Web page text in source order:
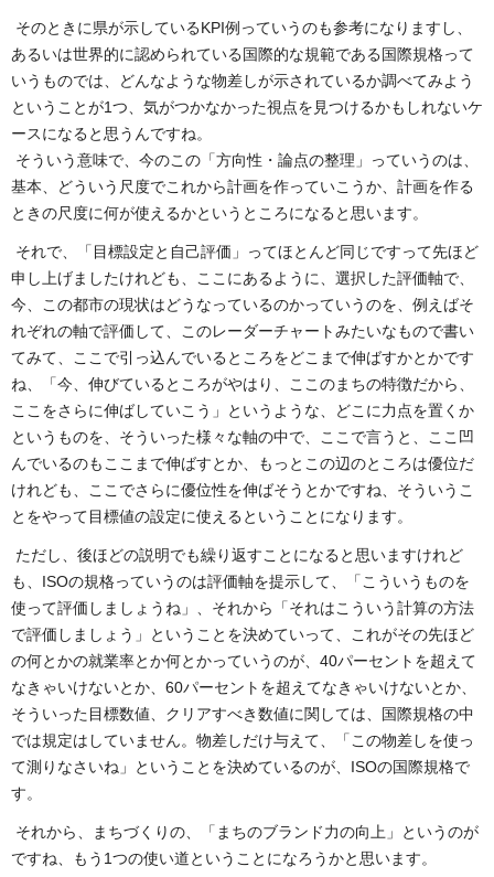
そのときに県が示しているKPI例っていうのも参考になりますし、
あるいは世界的に認められている国際的な規範である国際規格って
いうものでは、どんなような物差しが示されているか調べてみよう
ということが1つ、気がつかなかった視点を見つけるかもしれないケ
ースになると思うんですね。
そういう意味で、今のこの「方向性・論点の整理」っていうのは、
基本、どういう尺度でこれから計画を作っていこうか、計画を作る
ときの尺度に何が使えるかというところになると思います。
それで、「目標設定と自己評価」ってほとんど同じですって先ほど
申し上げましたけれども、ここにあるように、選択した評価軸で、
今、この都市の現状はどうなっているのかっていうのを、例えばそ
れぞれの軸で評価して、このレーダーチャートみたいなもので書い
てみて、ここで引っ込んでいるところをどこまで伸ばすかとかです
ね、「今、伸びているところがやはり、ここのまちの特徴だから、
ここをさらに伸ばしていこう」というような、どこに力点を置くか
というものを、そういった様々な軸の中で、ここで言うと、ここ凹
んでいるのもここまで伸ばすとか、もっとこの辺のところは優位だ
けれども、ここでさらに優位性を伸ばそうとかですね、そういうこ
とをやって目標値の設定に使えるということになります。
ただし、後ほどの説明でも繰り返すことになると思いますけれど
も、ISOの規格っていうのは評価軸を提示して、「こういうものを
使って評価しましょうね」、それから「それはこういう計算の方法
で評価しましょう」ということを決めていって、これがその先ほど
の何とかの就業率とか何とかっていうのが、40パーセントを超えて
なきゃいけないとか、60パーセントを超えてなきゃいけないとか、
そういった目標数値、クリアすべき数値に関しては、国際規格の中
では規定はしていません。物差しだけ与えて、「この物差しを使っ
て測りなさいね」ということを決めているのが、ISOの国際規格で
す。
それから、まちづくりの、「まちのブランド力の向上」というのが
ですね、もう1つの使い道ということになろうかと思います。